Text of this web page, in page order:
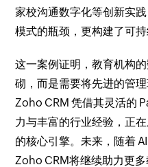
家校沟通数字化等创新实
模式的瓶颈，更构建了可持
这一案例证明，教育机构
砌，而是需要将先进的管
Zoho CRM 凭借其灵活的
力与丰富的行业经验，正
的核心引擎。未来，随着
Zoho CRM将继续助力更